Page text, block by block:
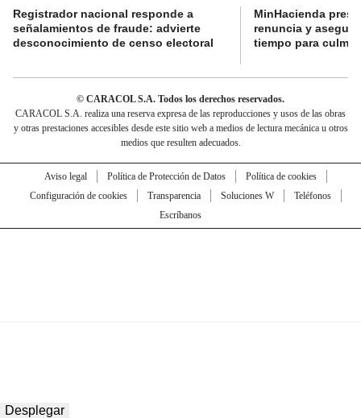
Registrador nacional responde a
señalamientos de fraude: advierte
desconocimiento de censo electoral
MinHacienda
renuncia y
tiempo para
© CARACOL S.A. Todos los derechos reservados.
CARACOL S.A. realiza una reserva expresa de las reproducciones y usos de las obras
y otras prestaciones accesibles desde este sitio web a medios de lectura mecánica u otros
medios que resulten adecuados.
Aviso legal Política de Protección de Datos
Política de cookies
Configuración de cookies
Transparencia Soluciones W
Teléfonos
Escríbanos
Desplegar